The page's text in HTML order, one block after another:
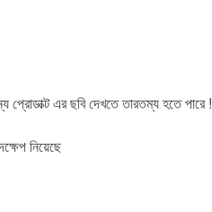
এর ছবি দেখতে তারতম্য হতে পারে !
নিয়েছে